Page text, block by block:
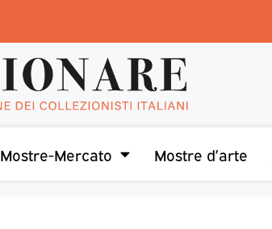
Mostre-Mercato Mostre d’arte